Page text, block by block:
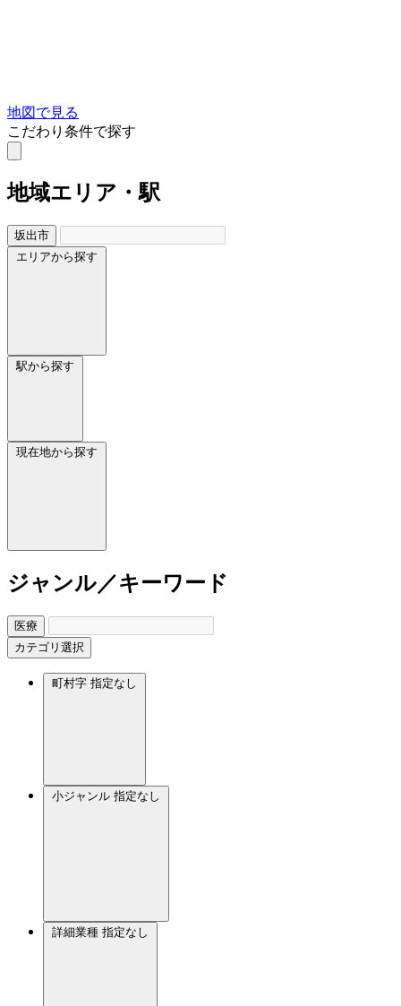
地図で見る
こだわり条件で探す
地域エリア・駅
坂出市
エリアから探す
駅から探す
現在地から探す
ジャンル／キーワード
医療
カテゴリ選択
町村字 指定なし
小ジャンル 指定なし
詳細業種 指定なし